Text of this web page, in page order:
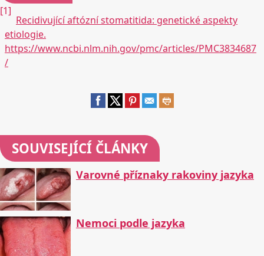
[1]
Recidivující aftózní stomatitida: genetické aspekty
etiologie.
https://www.ncbi.nlm.nih.gov/pmc/articles/PMC3834687
/
SOUVISEJÍCÍ ČLÁNKY
Varovné příznaky rakoviny jazyka
Nemoci podle jazyka